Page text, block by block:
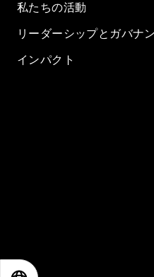
私たちの活動
リーダーシップとガバナ
インパクト